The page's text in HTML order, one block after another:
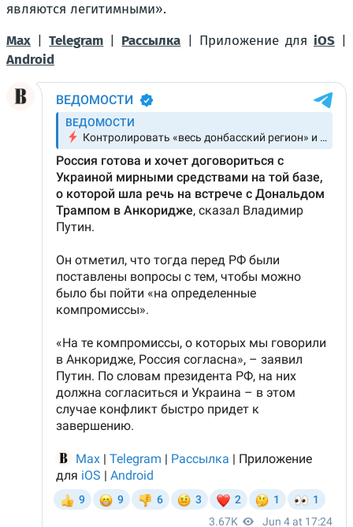
являются легитимными».
Max |Telegram Рассылка | Приложение для iOS|
Android